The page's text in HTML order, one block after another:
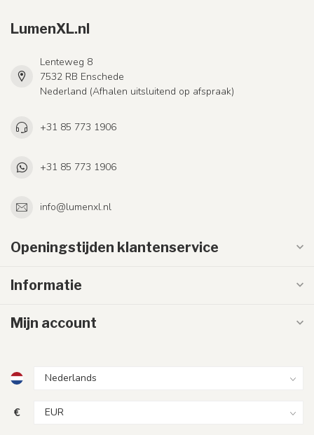
LumenXL.nl
Lenteweg 8
7532 RB Enschede
Nederland (Afhalen uitsluitend op afspraak)
+31 85 773 1906
+31 85 773 1906
info@lumenxl.nl
Openingstijden klantenservice
Informatie
Mijn account
€